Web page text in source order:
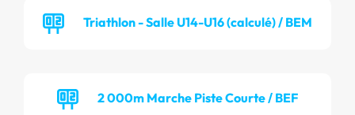
Triathlon - Salle U14-U16 (calculé) / BEM
2 000m Marche Piste Courte / BEF